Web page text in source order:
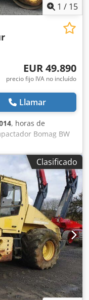
1 / 15
EUR 49.890
precio fijo IVA no incluído
Llamar
, horas de
Bomag BW
horas de
[55,4 kW/75
de asfalto
peso: 7300 kg,
listo para su uso
propuesta de
(teléfono: )
más
errores y venta
de alquiler. =
con Tobias Ebert
Clasificado